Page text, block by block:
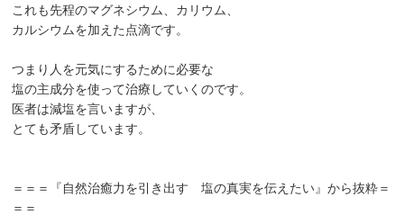
これも先程のマグネシウム、カリウム、
カルシウムを加えた点滴です。
つまり人を元気にするために必要な
塩の主成分を使って治療していくのです。
医者は減塩を言いますが、
とても矛盾しています。
＝＝＝『自然治癒力を引き出す 塩の真実を伝えたい』から抜粋＝
＝＝